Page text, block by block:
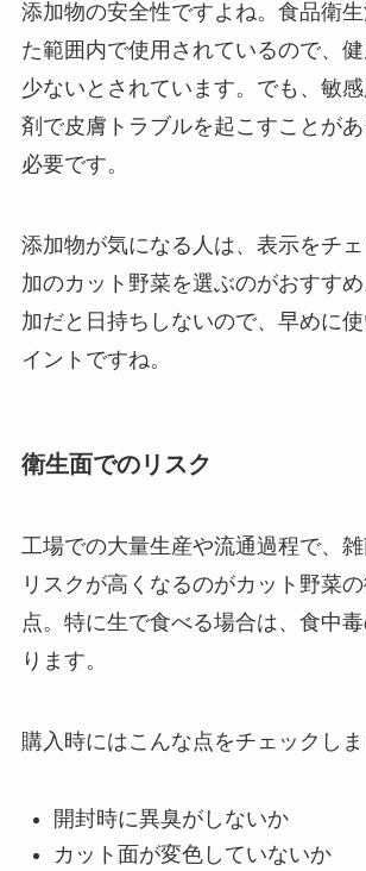
添加物の安全性ですよね。食品衛
た範囲内で使用されているので、
少ないとされています。でも、敏
剤で皮膚トラブルを起こすことが
必要です。
添加物が気になる人は、表示をチ
加のカット野菜を選ぶのがおすす
加だと日持ちしないので、早めに
イントですね。
衛生面でのリスク
工場での大量生産や流通過程で、
リスクが高くなるのがカット野菜
点。特に生で食べる場合は、食中
ります。
購入時にはこんな点をチェックしま
開封時に異臭がしないか
カット面が変色していないか